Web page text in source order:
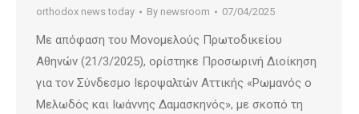
orthodox news today By newsroom 07/04/2025
Με απόφαση του Μονομελούς Πρωτοδικείου
Αθηνών (21/3/2025), ορίστηκε Προσωρινή Διοίκηση
για τον Σύνδεσμο Ιεροψαλτών Αττικής «Ρωμανός ο
Μελωδός και Ιωάννης Δαμασκηνός», με σκοπό τη